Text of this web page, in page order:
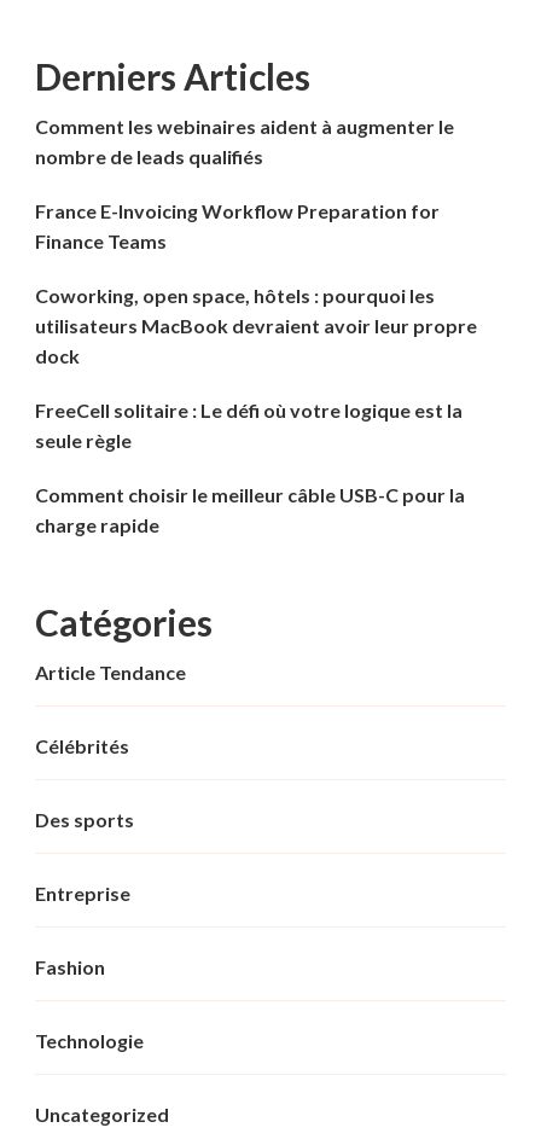
Derniers Articles
Comment les webinaires aident à augmenter le
nombre de leads qualifiés
France E-Invoicing Workflow Preparation for
Finance Teams
Coworking, open space, hôtels : pourquoi les
utilisateurs MacBook devraient avoir leur propre
dock
FreeCell solitaire : Le défi où votre logique est la
seule règle
Comment choisir le meilleur câble USB-C pour la
charge rapide
Catégories
Article Tendance
Célébrités
Des sports
Entreprise
Fashion
Technologie
Uncategorized